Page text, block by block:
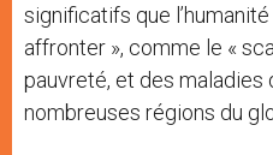
significatifs que
affronter », comme le «
pauvreté, et des maladies
nombreuses régions du